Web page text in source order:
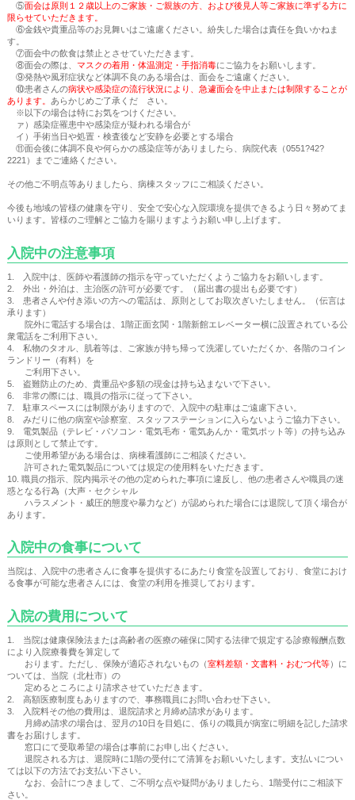
⑤面会は原則１２歳以上のご家族・ご親族の方、および後見人等ご家族に準ずる方に
限らせていただきます。
⑥金銭や貴重品等のお見舞いはご遠慮ください。紛失した場合は責任を負いかねま
す。
⑦面会中の飲食は禁止とさせていただきます。
⑧面会の際は、 マスクの着用・体温測定・手指消毒にご協力をお願いします。
⑨発熱や風邪症状など体調不良のある場合は、面会をご遠慮ください。
⑩患者さんの病状や感染症の流行状況により、急遽面会を中止または制限することが
あります。 あらかじめご了承くだ さい。
※以下の場合は特にお気をつけください。
ァ）感染症罹患中や感染症が疑われる場合が
イ）手術当日や処置・検査後など安静を必要とする場合
⑪面会後に体調不良や何らかの感染症等がありましたら、病院代表（0551?42?
2221）までご連絡ください。
その他ご不明点等ありましたら、病棟スタッフにご相談ください。
今後も地域の皆様の健康を守り、安全で安心な入院環境を提供できるよう日々努めてま
いります。皆様のご理解とご協力を賜りますようお願い申し上げます。
入院中の注意事項
1. 入院中は、医師や看護師の指示を守っていただくようご協力をお願いします。
2. 外出・外泊は、主治医の許可が必要です。（届出書の提出も必要です）
3. 患者さんや付き添いの方への電話は、原則としてお取次ぎいたしません。（伝言は
承ります）
院外に電話する場合は、1階正面玄関・1階新館エレベーター横に設置されている公
衆電話をご利用下さい。
4. 私物のタオル、肌着等は、ご家族が持ち帰って洗濯していただくか、各階のコイン
ランドリー（有料）を
ご利用下さい。
5. 盗難防止のため、貴重品や多額の現金は持ち込まないで下さい。
6. 非常の際には、職員の指示に従って下さい。
7. 駐車スペースには制限がありますので、入院中の駐車はご遠慮下さい。
8. みだりに他の病室や診察室、スタッフステーションに入らないようご協力下さい。
9. 電気製品（テレビ・パソコン・電気毛布・電気あんか・電気ポット等）の持ち込み
は原則として禁止です。
ご使用希望がある場合は、病棟看護師にご相談ください。
許可された電気製品については規定の使用料をいただきます。
10. 職員の指示、院内掲示その他の定められた事項に違反し、他の患者さんや職員の迷
惑となる行為（大声・セクシャル
ハラスメント・威圧的態度や暴力など）が認められた場合には退院して頂く場合が
あります。
入院中の食事について
当院は、入院中の患者さんに食事を提供するにあたり食堂を設置しており、食堂におけ
る食事が可能な患者さんには、食堂の利用を推奨しております。
入院の費用について
1. 当院は健康保険法または高齢者の医療の確保に関する法律で規定する診療報酬点数
により入院療養費を算定して
おります。ただし、保険が適応されないもの（室料差額・文書料・おむつ代等）に
ついては、当院（北杜市）の
定めるところにより請求させていただきます。
2. 高額医療制度もありますので、事務職員にお問い合わせ下さい。
3. 入院料その他の費用は、退院請求と月締め請求があります。
月締め請求の場合は、翌月の10日を目処に、係りの職員が病室に明細を記した請求
書をお届けします。
窓口にて受取希望の場合は事前にお申し出ください。
退院される方は、退院時に1階の受付にて清算をお願いいたします。支払いについ
ては以下の方法でお支払い下さい。
なお、会計につきまして、ご不明な点や疑問がありましたら、1階受付にご相談下
さい。